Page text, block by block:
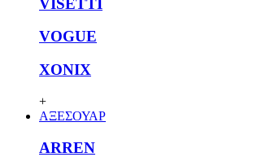
VISETTI
VOGUE
XONIX
+
ΑΞΕΣΟΥΑΡ
ARREN